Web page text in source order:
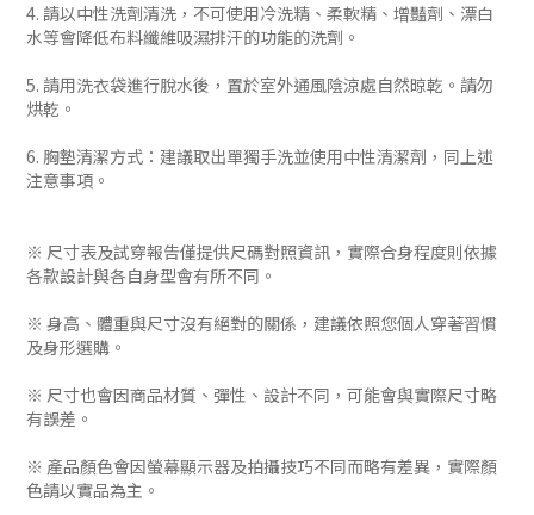
4. 請以中性洗劑清洗，不可使用冷洗精、柔軟精、增豔劑、漂白
水等會降低布料纖維吸濕排汗的功能的洗劑。
5. 請用洗衣袋進行脫水後，置於室外通風陰涼處自然晾乾。請勿
烘乾。
6. 胸墊清潔方式：建議取出單獨手洗並使用中性清潔劑，同上述
注意事項。
※ 尺寸表及試穿報告僅提供尺碼對照資訊，實際合身程度則依據
各款設計與各自身型會有所不同。
※ 身高、體重與尺寸沒有絕對的關係，建議依照您個人穿著習慣
及身形選購。
※ 尺寸也會因商品材質、彈性、設計不同，可能會與實際尺寸略
有誤差。
※ 產品顏色會因螢幕顯示器及拍攝技巧不同而略有差異，實際顏
色請以實品為主。